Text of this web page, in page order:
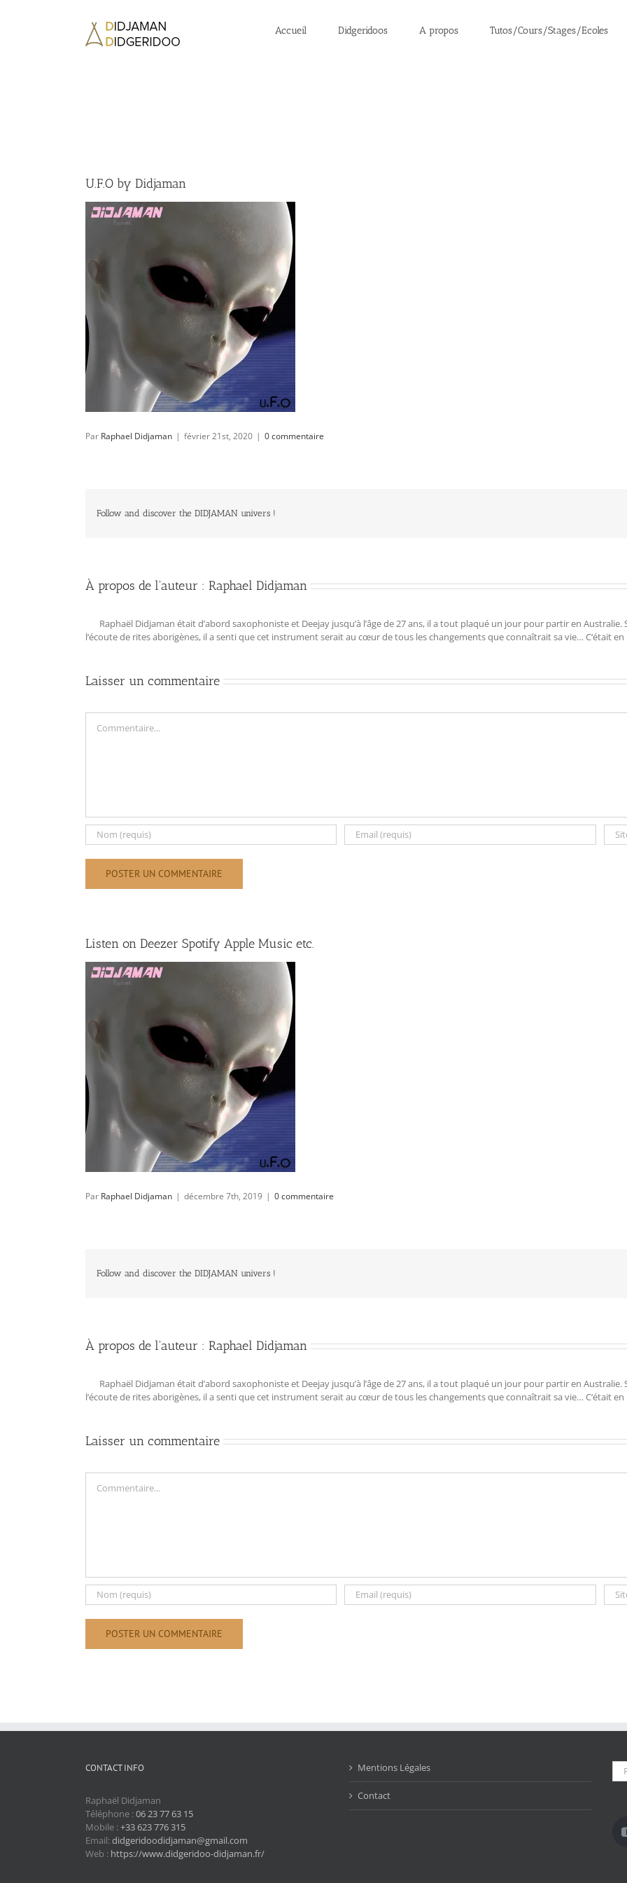
Accueil Didgeridoos A propos Tutos/Cours/Stages/Ecoles
U.F.O by Didjaman
Par Raphael Didjaman | février 21st, 2020 | 0 commentaire
Follow and discover the DIDJAMAN univers !
À propos de l'auteur : Raphael Didjaman
Raphaël Didjaman était d’abord saxophoniste et Deejay jusqu’à l’âge de 27 ans, il a tout plaqué un jour pour partir en
l‘écoute de rites aborigènes, il a senti que cet instrument serait au cœur de tous les changements que connaîtrait sa vie… C‘était en
Laisser un commentaire
Listen on Deezer Spotify Apple Music etc.
Par Raphael Didjaman | décembre 7th, 2019 | 0 commentaire
Follow and discover the DIDJAMAN univers !
À propos de l'auteur : Raphael Didjaman
Raphaël Didjaman était d’abord saxophoniste et Deejay jusqu’à l’âge de 27 ans, il a tout plaqué un jour pour partir en
l‘écoute de rites aborigènes, il a senti que cet instrument serait au cœur de tous les changements que connaîtrait sa vie… C‘était en
Laisser un commentaire
CONTACT INFO
Raphaël Didjaman
Téléphone :06 23 77 63 15
Mobile :+33 623 776 315
Email:didgeridoodidjaman@gmail.com
Web : https://www.didgeridoo-didjaman.fr/
Mentions Légales
Contact